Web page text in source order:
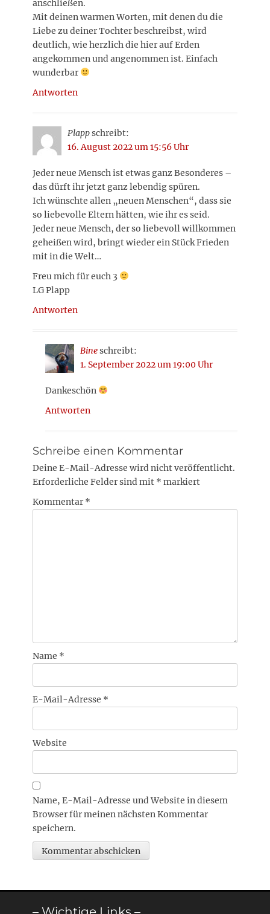
anschließen.
Mit deinen warmen Worten, mit denen du die
Liebe zu deiner Tochter beschreibst, wird
deutlich, wie herzlich die hier auf Erden
angekommen und angenommen ist. Einfach
wunderbar
Antworten
Plappschreibt:
16. August 2022 um 15:56 Uhr
Jeder neue Mensch ist etwas ganz Besonderes –
das dürft ihr jetzt ganz lebendig spüren.
Ich wünschte allen „neuen Menschen“, dass sie
so liebevolle Eltern hätten, wie ihr es seid.
Jeder neue Mensch, der so liebevoll willkommen
geheißen wird, bringt wieder ein Stück Frieden
mit in die Welt…
Freu mich für euch 3
LG Plapp
Antworten
Bineschreibt:
1. September 2022 um 19:00 Uhr
Dankeschön
Antworten
Schreibe einen Kommentar
Deine E-Mail-Adresse wird nicht veröffentlicht.
Erforderliche Felder sind mit * markiert
Kommentar *
Name *
E-Mail-Adresse *
Website
Name, E-Mail-Adresse und Website in diesem
Browser für meinen nächsten Kommentar
speichern.